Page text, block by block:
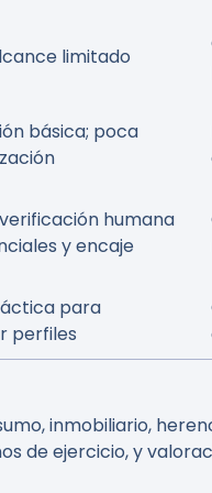
limitado
básica; poca
humana
y encaje
para
perfiles
inmobiliario,
de ejercicio, y